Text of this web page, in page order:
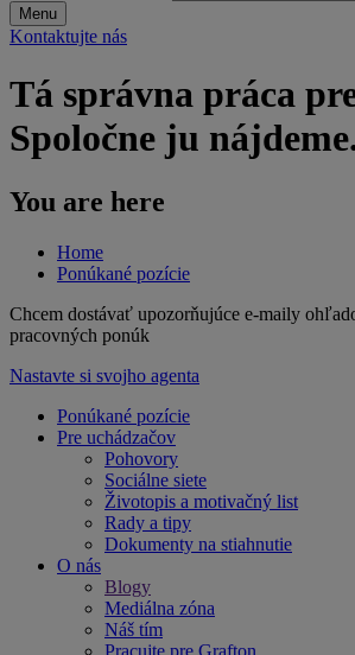
Menu
Kontaktujte nás
Tá správna práca
Spoločne ju
You are here
Home
Ponúkané pozície
Chcem dostávať upozorňujúce e-maily
pracovných ponúk
Nastavte si svojho agenta
Ponúkané pozície
Pre uchádzačov
Pohovory
Sociálne siete
Životopis a motivačný list
Rady a tipy
Dokumenty na stiahnutie
O nás
Blogy
Mediálna zóna
Náš tím
Pracujte pre Grafton